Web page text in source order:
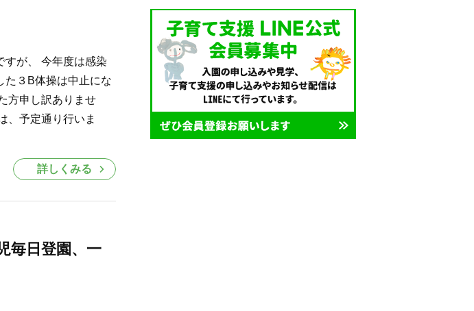
すが、 今年度は感染
た３B体操は中止にな
方申し訳ありませ
、予定通り行いま
詳しくみる
毎日登園、一